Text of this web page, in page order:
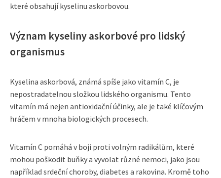
které obsahují kyselinu askorbovou.
Význam kyseliny askorbové pro lidský
organismus
Kyselina askorbová, známá spíše jako vitamín C, je
nepostradatelnou složkou lidského organismu. Tento
vitamín má nejen antioxidační účinky, ale je také klíčovým
hráčem v mnoha biologických procesech.
Vitamín C pomáhá v boji proti volným radikálům, které
mohou poškodit buňky a vyvolat různé nemoci, jako jsou
například srdeční choroby, diabetes a rakovina. Kromě toho